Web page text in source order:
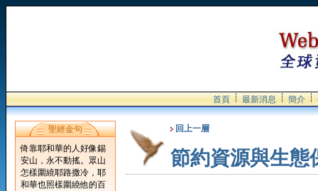
首頁 最新消息 簡介
聖經金句
倚靠耶和華的人好像錫
安山，永不動搖。眾山
怎樣圍繞耶路撒冷，耶
和華也照樣圍繞他的百
回上一層
節約資源與生態